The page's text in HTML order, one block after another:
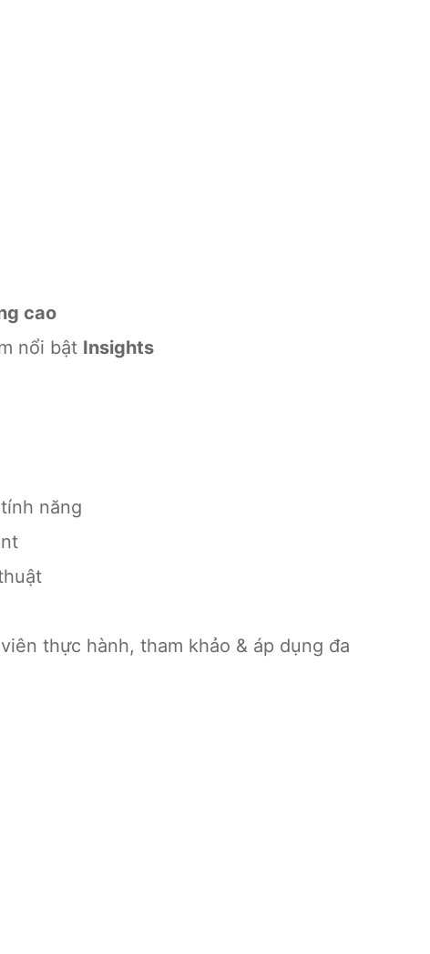
cao
nổi bật Insights
năng
thực hành, tham khảo & áp dụng đa